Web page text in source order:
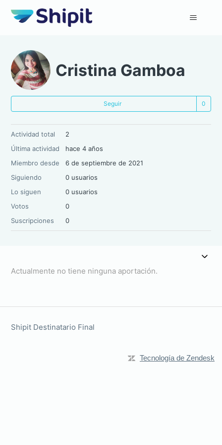
Cristina Gamboa
Seguir
Actividad total
2
Última actividad
hace 4 años
Miembro desde
6 de septiembre de 2021
Siguiendo
0 usuarios
Lo siguen
0 usuarios
Votos
0
Suscripciones
0
Actualmente no tiene ninguna aportación.
Shipit Destinatario Final
Tecnología de Zendesk